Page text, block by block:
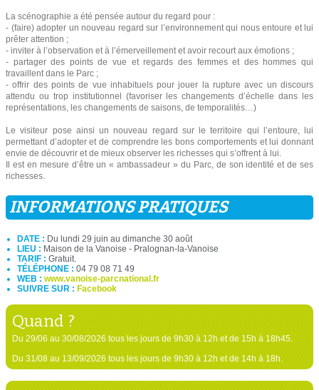
La scénographie a été pensée autour du regard pour :
- (faire) adopter un nouveau regard sur l’environnement qui nous entoure et lui
prêter attention ;
- inviter à l’observation et à l’émerveillement et avoir recourt aux émotions ;
- partager des points de vue et regards des femmes et des hommes qui
travaillent dans le Parc ;
- offrir des points de vue inhabituels pour jouer la rupture avec un discours
attendu ou trop institutionnel (favoriser les changements d’échelle dans les
représentations, les changements de saisons, de temporalités…)
Le visiteur pose ainsi un nouveau regard sur le territoire qui l’entoure, lui
permettant d’adopter et de comprendre les bons comportements et lui donnant
envie de découvrir et de mieux observer les richesses qui s’offrent à lui.
Il est en mesure d’être un « ambassadeur » du Parc, de son identité et de ses
richesses.
INFORMATIONS PRATIQUES
DATE : Du lundi 29 juin au dimanche 30 août
LIEU : Maison de la Vanoise - Pralognan-la-Vanoise
TARIF : Gratuit.
TÉLÉPHONE : 04 79 08 71 49
WEB : www.vanoise-parcnational.fr
SUIVRE SUR : Facebook
Quand ?
Du 29/06 au 30/08/2026 tous les jours de 9h30 à 12h et de 15h à 18h45.
Du 31/08 au 13/09/2026 tous les jours de 9h30 à 12h et de 14h à 18h.